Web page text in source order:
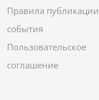
Правила публикации
события
Пользовательское
соглашение